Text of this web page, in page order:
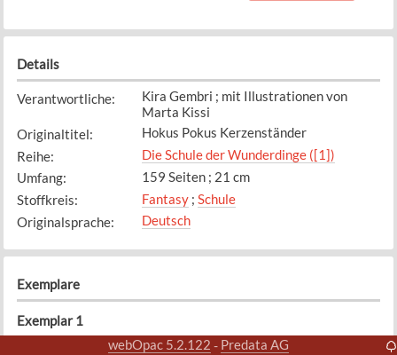
Details
Verantwortliche:
Kira Gembri ; mit Illustrationen von
Marta Kissi
Originaltitel:
Hokus Pokus Kerzenständer
Reihe:
Die Schule der Wunderdinge ([1])
Umfang:
159 Seiten ; 21 cm
Stoffkreis: Fantasy; Schule
Originalsprache: Deutsch
Exemplare
Exemplar 1
Bibliothek
webOpac 5.2.122 - Predata AG